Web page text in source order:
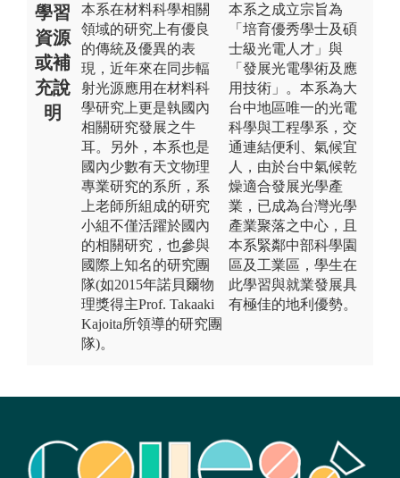
學習
資源
或補
充說
明
本系在材料科學相關
領域的研究上有優良
的傳統及優異的表
現，近年來在同步輻
射光源應用在材料科
學研究上更是執國內
相關研究發展之牛
耳。另外，本系也是
國內少數有天文物理
專業研究的系所，系
上老師所組成的研究
小組不僅活躍於國內
的相關研究，也參與
國際上知名的研究團
隊(如2015年諾貝爾物
理獎得主Prof. Takaaki
Kajoita所領導的研究團
隊)。
本系之成立宗旨為
「培育優秀學士及碩
士級光電人才」與
「發展光電學術及應
用技術」。本系為大
台中地區唯一的光電
科學與工程學系，交
通連結便利、氣候宜
人，由於台中氣候乾
燥適合發展光學產
業，已成為台灣光學
產業聚落之中心，且
本系緊鄰中部科學園
區及工業區，學生在
此學習與就業發展具
有極佳的地利優勢。